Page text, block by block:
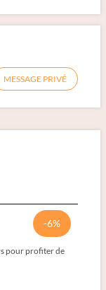
MESSAGE PRIVÉ
-6%
pour profiter de